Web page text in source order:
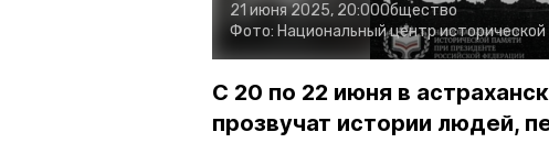
21 июня 2025, 20:00Общество
Фото: Национальный центр
С 20 по 22 июня в
прозвучат истории людей,